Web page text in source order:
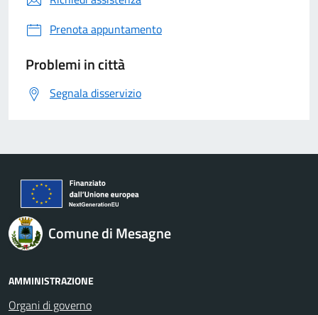
Prenota appuntamento
Problemi in città
Segnala disservizio
Comune di Mesagne
AMMINISTRAZIONE
Organi di governo